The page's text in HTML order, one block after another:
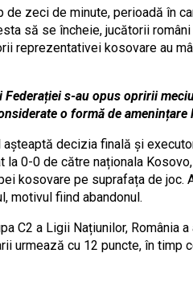
zeci de minute, perioadă în
să se încheie, jucătorii
reprezentativei kosovare au
s-au opus opririi
o formă de
decizia finală și
la 0-0 de către naționala
kosovare pe suprafața de
motivul fiind abandonul.
C2 a Ligii Națiunilor, România
urmează cu 12 puncte, în timp